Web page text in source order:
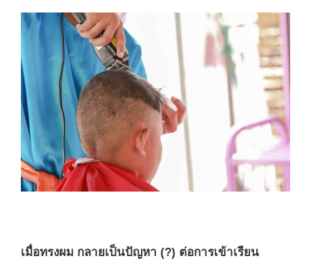
เมื่อทรงผม กลายเป็นปัญหา (?) ต่อการเข้าเรียน